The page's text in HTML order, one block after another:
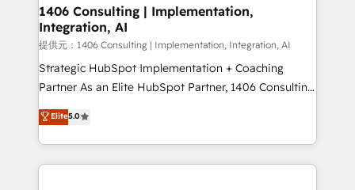
allowing companies to optimize processes and meet
the needs of the customer. We are part of Impresoft
Group, a group of specialized and complementary
companies that divide their offer into 4
Competence Centers: Smart Manufacturing,
The synergies generated by these integrations,
together with the combination of talents, skills,
1406 Consulting | Implementation,
Integration, AI
提供元：1406 Consulting | Implementation, Integration, AI
Strategic HubSpot Implementation + Coaching
Partner As an Elite HubSpot Partner, 1406 Consulting
helps mid-market revenue teams transform how
they sell, market, and serve. We don't just build your
HubSpot—we teach your team to own it, then stay
to help you keep winning. What We Do ⚙️ CRM
Elite5.0